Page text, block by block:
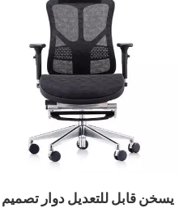
يسخن قابل للتعديل دوار تصميم